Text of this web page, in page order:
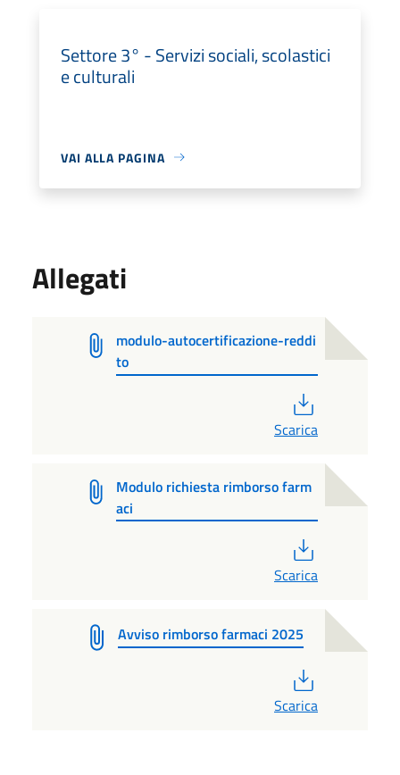
Settore 3° - Servizi sociali, scolastici
e culturali
VAI ALLA PAGINA
Allegati
modulo-autocertificazione-reddi
to
Scarica
Modulo richiesta rimborso farm
aci
Scarica
Avviso rimborso farmaci 2025
Scarica